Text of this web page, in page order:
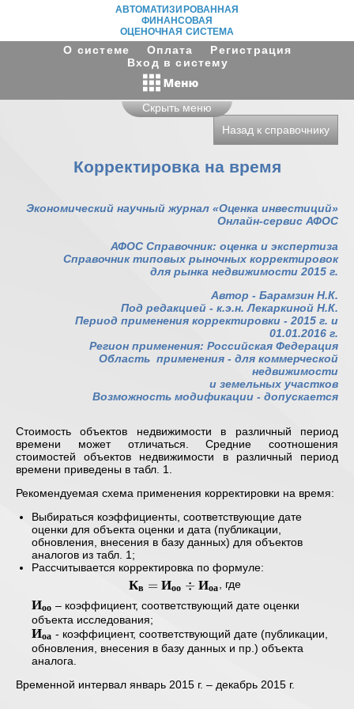
АВТОМАТИЗИРОВАННАЯ
ФИНАНСОВАЯ
ОЦЕНОЧНАЯ СИСТЕМА
О системе Оплата
Регистрация
Вход в систему
Скрыть меню
Назад к справочнику
Корректировка на время
Экономический научный журнал «Оценка инвестиций»
Онлайн-сервис АФОС
АФОС Справочник: оценка и экспертиза
Справочник типовых рыночных корректировок
для рынка недвижимости 2015 г.
Автор - Барамзин Н.К.
Под редакцией - к.э.н. Лекаркиной Н.К.
Период применения корректировки - 2015 г. и
01.01.2016 г.
Регион применения: Российская Федерация
Область применения - для коммерческой
недвижимости
и земельных участков
Возможность модификации - допускается
Стоимость объектов недвижимости в различный период
времени может отличаться. Средние соотношения
стоимостей объектов недвижимости в различный период
времени приведены в табл. 1.
Рекомендуемая схема применения корректировки на время:
Выбираться коэффициенты, соответствующие дате
оценки для объекта оценки и дата (публикации,
обновления, внесения в базу данных) для объектов
аналогов из табл. 1;
Рассчитывается корректировка по формуле:
\mathbf{
К_{в} =
И_{оо}
\div
И_{оа} }
Кв = Иоо ÷ Иоа , где
\mathbf{
И_{оо} }
Иоо – коэффициент, соответствующий дате оценки
объекта исследования;
\mathbf{
И_{оа} }
Иоа - коэффициент, соответствующий дате (публикации,
обновления, внесения в базу данных и пр.) объекта
аналога.
Временной интервал январь 2015 г. – декабрь 2015 г.